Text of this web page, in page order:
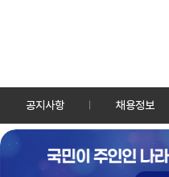
공지사항 채용정보
30128 세종특별자치시 정
TEL:
Copyrightⓒ KTV 국